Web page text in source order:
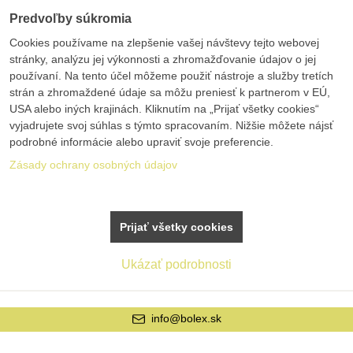
info@bolex.sk
Predvoľby súkromia
Cookies používame na zlepšenie vašej návštevy tejto webovej
stránky, analýzu jej výkonnosti a zhromažďovanie údajov o jej
používaní. Na tento účel môžeme použiť nástroje a služby tretích
strán a zhromaždené údaje sa môžu preniesť k partnerom v EÚ,
USA alebo iných krajinách. Kliknutím na „Prijať všetky cookies“
vyjadrujete svoj súhlas s týmto spracovaním. Nižšie môžete nájsť
podrobné informácie alebo upraviť svoje preferencie.
Zásady ochrany osobných údajov
Ukázať podrobnosti
Prijať všetky cookies